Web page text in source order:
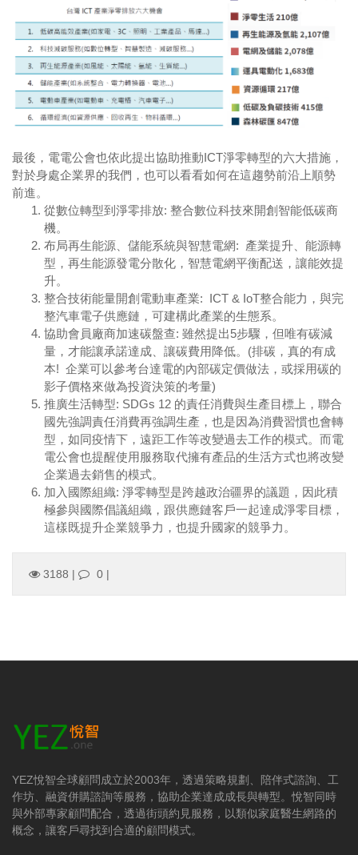
最後，電電公會也依此提出協助推動ICT淨零轉型的六大措施，
對於身處企業界的我們，也可以看看如何在這趨勢前沿上順勢
前進。
從數位轉型到淨零排放: 整合數位科技來開創智能低碳商
機。
布局再生能源、儲能系統與智慧電網: 產業提升、能源轉
型，再生能源發電分散化，智慧電網平衡配送，讓能效提
升。
整合技術能量開創電動車產業: ICT & IoT整合能力，與完
整汽車電子供應鏈，可建構此產業的生態系。
協助會員廠商加速碳盤查: 雖然提出5步驟，但唯有碳減
量，才能讓承諾達成、讓碳費用降低。(排碳，真的有成
本! 企業可以參考台達電的內部碳定價做法，或採用碳的
影子價格來做為投資決策的考量)
推廣生活轉型: SDGs 12 的責任消費與生產目標上，聯合
國先強調責任消費再強調生產，也是因為消費習慣也會轉
型，如同疫情下，遠距工作等改變過去工作的模式。而電
電公會也提醒使用服務取代擁有產品的生活方式也將改變
企業過去銷售的模式。
加入國際組織: 淨零轉型是跨越政治疆界的議題，因此積
極參與國際倡議組織，跟供應鏈客戶一起達成淨零目標，
這樣既提升企業競爭力，也提升國家的競爭力。
3188 | 0 |
YEZ悅智全球顧問成立於2003年，透過策略規劃、陪伴式諮詢、工
作坊、融資併購諮詢等服務，協助企業達成成長與轉型。悅智同時
與外部專家顧問配合，透過街頭約見服務，以類似家庭醫生網路的
概念，讓客戶尋找到合適的顧問模式。